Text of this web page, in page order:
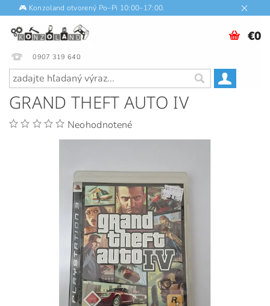
🎮 Konzoland otvorený Po–Pi 10:00–17:00.
0907 319 640
€0
GRAND THEFT AUTO IV
Neohodnotené